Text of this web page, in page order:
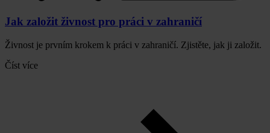
Jak založit živnost pro práci v zahraničí
Živnost je prvním krokem k práci v zahraničí. Zjistěte, jak ji založit.
Číst více